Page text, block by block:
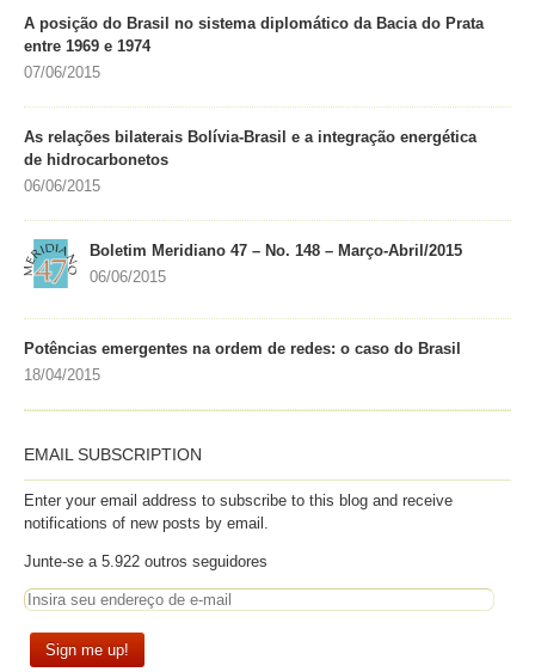
A posição do Brasil no sistema diplomático da Bacia do Prata
entre 1969 e 1974
07/06/2015
As relações bilaterais Bolívia-Brasil e a integração energética
de hidrocarbonetos
06/06/2015
Boletim Meridiano 47 – No. 148 – Março-Abril/2015
06/06/2015
Potências emergentes na ordem de redes: o caso do Brasil
18/04/2015
EMAIL SUBSCRIPTION
Enter your email address to subscribe to this blog and receive
notifications of new posts by email.
Junte-se a 5.922 outros seguidores